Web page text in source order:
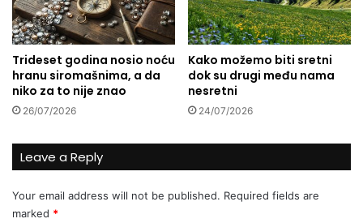
s
j
e
d
a
n
j
G
a
T
Trideset godina nosio noću
hranu siromašnima, a da
niko za to nije znao
26/07/2026
Kako možemo biti sretni
dok su drugi među nama
nesretni
24/07/2026
Leave a Reply
Your email address will not be published. Required fields are
marked *